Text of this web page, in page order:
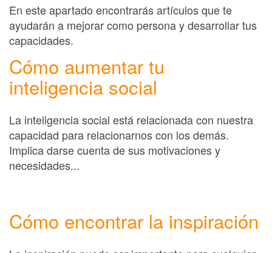
En este apartado encontrarás artículos que te
ayudarán a mejorar como persona y desarrollar tus
capacidades.
Cómo aumentar tu
inteligencia social
La inteligencia social está relacionada con nuestra
capacidad para relacionarnos con los demás.
Implica darse cuenta de sus motivaciones y
necesidades...
Cómo encontrar la inspiración